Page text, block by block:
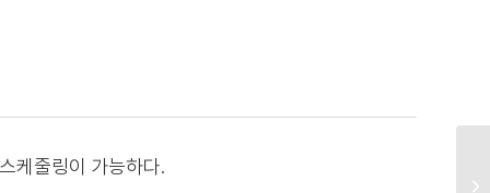
케줄링이 가능하다.